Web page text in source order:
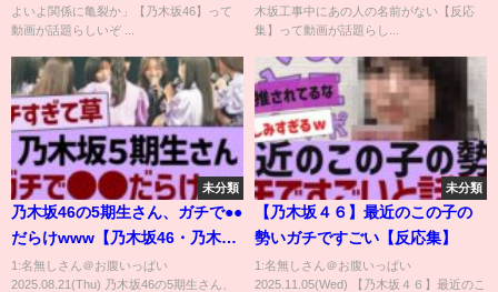
よいよ関係に亀裂か」【乃木坂46】って
動画が話題らしいぞ ...
木坂工事中にあの人の名前がない【反応
集】って動画が話題らし...
未分類
乃木坂46の5期生さん、ガチで●●
だらけwww【乃木坂46・乃木坂
工事中・乃木坂配信中】
1:名無しさん＠お腹いっぱい
2025.08.21(Thu) 乃木坂46の5期生さん、
未分類
【乃木坂４６】最近のこの子の
勢いガチですごい【反応集】
1:名無しさん＠お腹いっぱい
2025.11.05(Wed) 【乃木坂４６】最近のこ